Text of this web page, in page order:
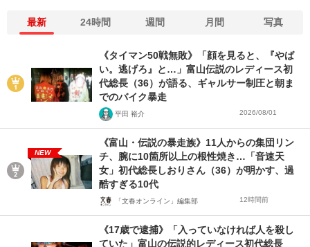
最新 24時間 週間 月間 写真
《タイマン50戦無敗》「顔を見ると、『やば
い。逃げろ』と…」富山伝説のレディース初
代総長（36）が語る、ギャルサー制圧と朝ま
でのバイク暴走
平田 裕介 2026/08/01
NEW
《富山・伝説の暴走族》11人からの集団リン
チ、腕に10箇所以上の根性焼き…「音速天
女」初代総長しおりさん（36）が明かす、過
酷すぎる10代
「文春オンライン」編集部 12時間前
《17歳で逮捕》「入っていなければ人を殺し
ていた」富山の伝説的レディース初代総長